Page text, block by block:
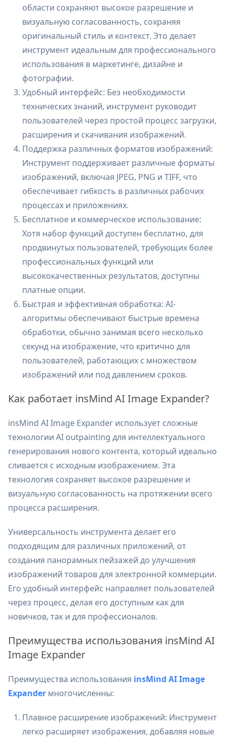
области сохраняют высокое разрешение и
визуальную согласованность, сохраняя
оригинальный стиль и контекст. Это делает
инструмент идеальным для профессионального
использования в маркетинге, дизайне и
фотографии.
Удобный интерфейс: Без необходимости
технических знаний, инструмент руководит
пользователей через простой процесс загрузки,
расширения и скачивания изображений.
Поддержка различных форматов изображений:
Инструмент поддерживает различные форматы
изображений, включая JPEG, PNG и TIFF, что
обеспечивает гибкость в различных рабочих
процессах и приложениях.
Бесплатное и коммерческое использование:
Хотя набор функций доступен бесплатно, для
продвинутых пользователей, требующих более
профессиональных функций или
высококачественных результатов, доступны
платные опции.
Быстрая и эффективная обработка: AI-
алгоритмы обеспечивают быстрые времена
обработки, обычно занимая всего несколько
секунд на изображение, что критично для
пользователей, работающих с множеством
изображений или под давлением сроков.
Как работает insMind AI Image Expander?
insMind AI Image Expander использует сложные
технологии AI outpainting для интеллектуального
генерирования нового контента, который идеально
сливается с исходным изображением. Эта
технология сохраняет высокое разрешение и
визуальную согласованность на протяжении всего
процесса расширения.
Универсальность инструмента делает его
подходящим для различных приложений, от
создания панорамных пейзажей до улучшения
изображений товаров для электронной коммерции.
Его удобный интерфейс направляет пользователей
через процесс, делая его доступным как для
новичков, так и для профессионалов.
Преимущества использования insMind AI
Image Expander
Преимущества использования insMind AI Image
Expander многочисленны:
Плавное расширение изображений: Инструмент
легко расширяет изображения, добавляя новые